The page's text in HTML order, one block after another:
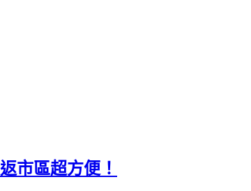
市區超方便！